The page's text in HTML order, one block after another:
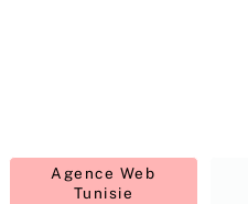
Agence Web
Tunisie